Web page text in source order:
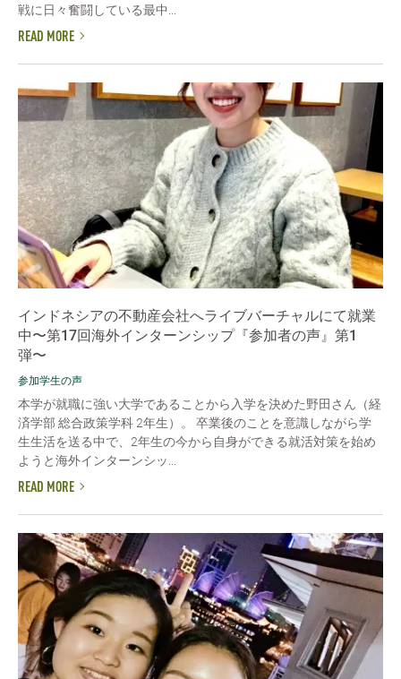
戦に日々奮闘している最中...
READ MORE
インドネシアの不動産会社へライブバーチャルにて就業
中〜第17回海外インターンシップ『参加者の声』第1
弾〜
参加学生の声
本学が就職に強い大学であることから入学を決めた野田さん（経
済学部 総合政策学科 2年生）。 卒業後のことを意識しながら学
生生活を送る中で、2年生の今から自身ができる就活対策を始め
ようと海外インターンシッ...
READ MORE